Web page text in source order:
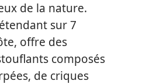
de la nature.
sur 7
offre des
composés
de criques